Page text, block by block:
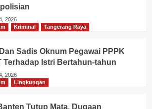
2026
Kriminal Tangerang Raya
Sadis Oknum Pegawai PPPK
Terhadap Istri Bertahun-tahun
2026
Lingkungan
Tutup Mata, Dugaan